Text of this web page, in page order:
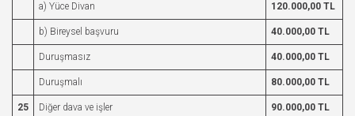
a) Yüce Divan 120.000,00 TL
b) Bireysel başvuru 40.000,00 TL
Duruşmasız 40.000,00 TL
Duruşmalı 80.000,00 TL
25 Diğer dava ve işler 90.000,00 TL